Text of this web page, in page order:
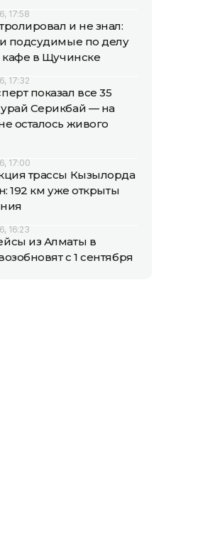
17:58
и не знал:
подсудимые по делу
кафе в Щучинске
17:32
показал все 35
Серикбай — на
осталось живого
17:00
трассы Кызылорда
192 км уже открыты
16:23
из Алматы в
с 1 сентября